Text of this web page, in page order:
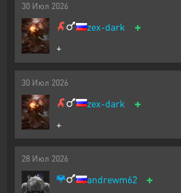
30 Июл 2026
zex-dark +
+
30 Июл 2026
zex-dark +
+
28 Июл 2026
andrewm62 +